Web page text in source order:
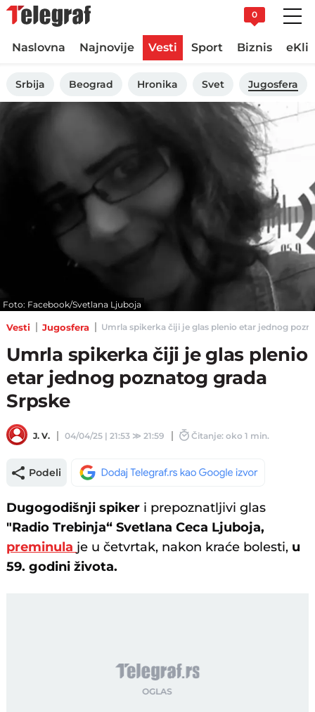
0
Naslovna Najnovije Vesti Sport Biznis
Srbija Beograd Hronika Svet Jugosfera
Foto: Facebook/Svetlana Ljuboja
Vesti Jugosfera Umrla spikerka čiji je glas plenio etar jednog
Umrla spikerka čiji je glas plenio
etar jednog poznatog grada
Srpske
J. V. 04/04/25 | 21:53 ≫21:59 Čitanje: oko 1 min.
Podeli
Dugogodišnji spiker i prepoznatljivi glas
"Radio Trebinja“ Svetlana Ceca Ljuboja,
preminula je u četvrtak, nakon kraće bolesti, u
59. godini života.